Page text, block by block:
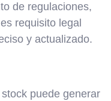
de regulaciones,
requisito legal
y actualizado.
puede generar